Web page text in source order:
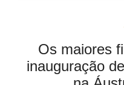
Os maiores
inauguração